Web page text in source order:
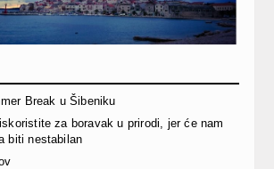
Break u Šibeniku
za boravak u prirodi, jer će nam
biti nestabilan